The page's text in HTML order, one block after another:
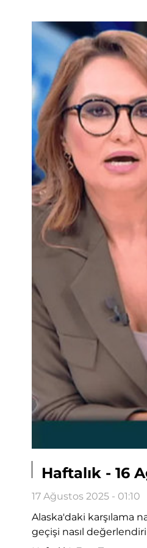
Haftalık - 16
17 Ağustos 2025 - 01:10
Alaska'daki karşılama
geçişi nasıl